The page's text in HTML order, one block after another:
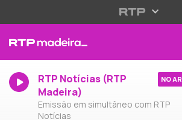
RTP Notícias (RTP
Madeira)
Emissão em simultâneo com RTP
Notícias
NO AR